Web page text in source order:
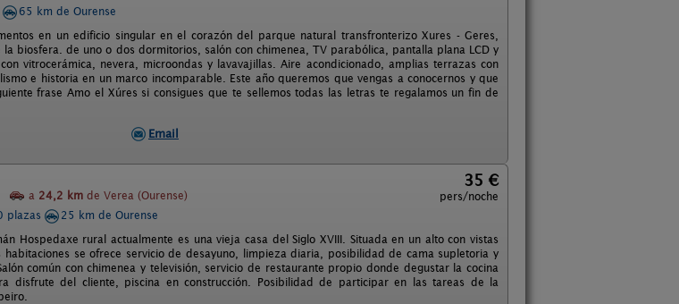
65 km de Ourense
en un edificio singular en el corazón del parque natural transfronterizo Xures - Geres,
la biosfera. de uno o dos dormitorios, salón con chimenea, TV parabólica, pantalla plana LCD y
vitrocerámica, nevera, microondas y lavavajillas. Aire acondicionado, amplias terrazas con
e historia en un marco incomparable. Este año queremos que vengas a conocernos y que
frase Amo el Xúres si consigues que te sellemos todas las letras te regalamos un fin de
Email
a 24,2 km de Verea (Ourense)
35 €
pers/noche
plazas
25 km de Ourense
Hospedaxe rural actualmente es una vieja casa del Siglo XVIII. Situada en un alto con vistas
habitaciones se ofrece servicio de desayuno, limpieza diaria, posibilidad de cama supletoria y
común con chimenea y televisión, servicio de restaurante propio donde degustar la cocina
disfrute del cliente, piscina en construcción. Posibilidad de participar en las tareas de la